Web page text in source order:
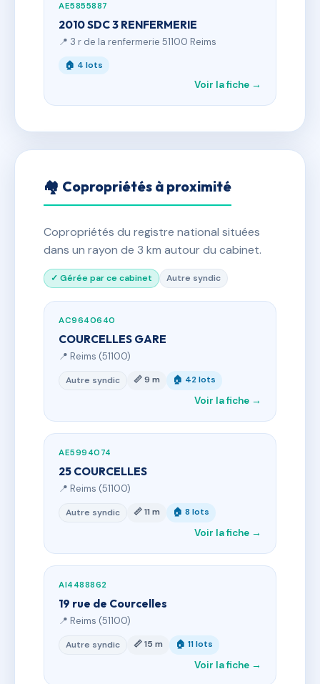
AE5855887
2010 SDC 3 RENFERMERIE
📍 3 r de la renfermerie 51100 Reims
🏠 4 lots
Voir la fiche →
🏘 Copropriétés à proximité
Copropriétés du registre national situées
dans un rayon de 3 km autour du cabinet.
✓ Gérée par ce cabinet Autre syndic
AC9640640
COURCELLES GARE
📍 Reims (51100)
Autre syndic 📏 9 m 🏠 42 lots
Voir la fiche →
AE5994074
25 COURCELLES
📍 Reims (51100)
Autre syndic 📏 11 m 🏠 8 lots
Voir la fiche →
AI4488862
19 rue de Courcelles
📍 Reims (51100)
Autre syndic 📏 15 m 🏠 11 lots
Voir la fiche →